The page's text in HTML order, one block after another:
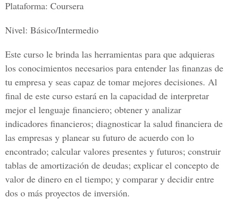
Plataforma: Coursera
Nivel: Básico/Intermedio
Este curso le brinda las herramientas para que adquieras
los conocimientos necesarios para entender las finanzas de
tu empresa y seas capaz de tomar mejores decisiones. Al
final de este curso estará en la capacidad de interpretar
mejor el lenguaje financiero; obtener y analizar
indicadores financieros; diagnosticar la salud financiera de
las empresas y planear su futuro de acuerdo con lo
encontrado; calcular valores presentes y futuros; construir
tablas de amortización de deudas; explicar el concepto de
valor de dinero en el tiempo; y comparar y decidir entre
dos o más proyectos de inversión.